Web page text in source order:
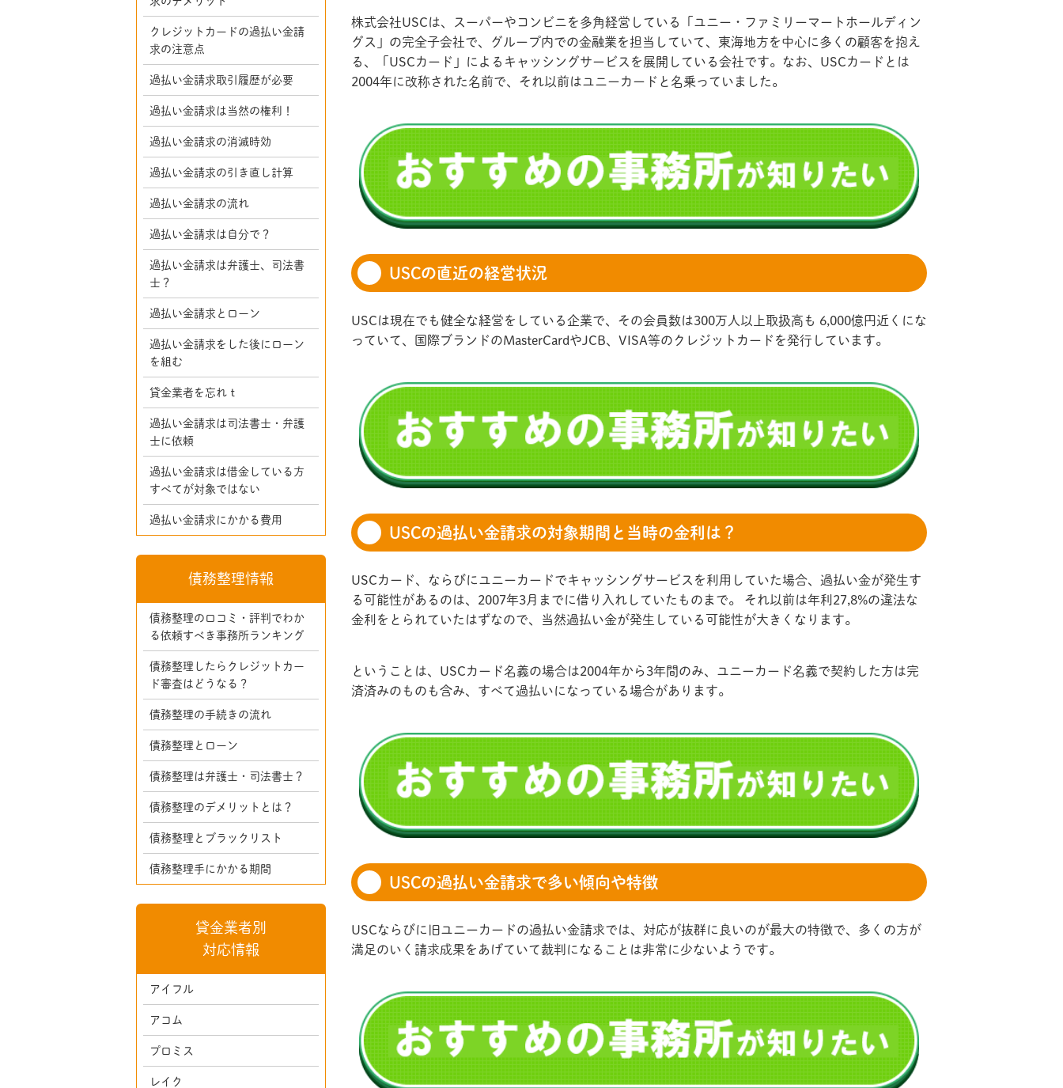
株式会社USCは、スーパーやコンビニを多角経営している「ユニー・ファミリーマートホールディン
グス」の完全子会社で、グループ内での金融業を担当していて、東海地方を中心に多くの顧客を抱え
る、「USCカード」によるキャッシングサービスを展開している会社です。なお、USCカードとは
2004年に改称された名前で、それ以前はユニーカードと名乗っていました。
USCの直近の経営状況
USCは現在でも健全な経営をしている企業で、その会員数は300万人以上取扱高も 6,000億円近くにな
っていて、国際ブランドのMasterCardやJCB、VISA等のクレジットカードを発行しています。
USCの過払い金請求の対象期間と当時の金利は？
USCカード、ならびにユニーカードでキャッシングサービスを利用していた場合、過払い金が発生す
る可能性があるのは、2007年3月までに借り入れしていたものまで。 それ以前は年利27,8%の違法な
金利をとられていたはずなので、当然過払い金が発生している可能性が大きくなります。
ということは、USCカード名義の場合は2004年から3年間のみ、ユニーカード名義で契約した方は完
済済みのものも含み、すべて過払いになっている場合があります。
USCの過払い金請求で多い傾向や特徴
USCならびに旧ユニーカードの過払い金請求では、対応が抜群に良いのが最大の特徴で、多くの方が
満足のいく請求成果をあげていて裁判になることは非常に少ないようです。
クレジットカードの過払い金請
求の注意点
過払い金請求取引履歴が必要
過払い金請求は当然の権利！
過払い金請求の消滅時効
過払い金請求の引き直し計算
過払い金請求の流れ
過払い金請求は自分で？
過払い金請求は弁護士、司法書
士？
過払い金請求とローン
過払い金請求をした後にローン
を組む
貸金業者を忘れｔ
過払い金請求は司法書士・弁護
士に依頼
過払い金請求は借金している方
すべてが対象ではない
過払い金請求にかかる費用
債務整理情報
債務整理の口コミ・評判でわか
る依頼すべき事務所ランキング
債務整理したらクレジットカー
ド審査はどうなる？
債務整理の手続きの流れ
債務整理とローン
債務整理は弁護士・司法書士？
債務整理のデメリットとは？
債務整理とブラックリスト
債務整理手にかかる期間
貸金業者別
対応情報
アイフル
アコム
プロミス
レイク